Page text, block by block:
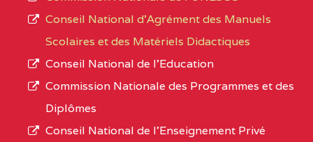
(CEGEP) STE FOI BP
:4740 YAOUNDE
CENTRE
COLLEGE PANAFRICAIN
DE L'EXCELLENCE BP
L’offre
Conseil National d’Agrément des Manuels
Scolaires et des Matériels Didactiques
Conseil National de l’Education
Commission Nationale des Programmes et des
Diplômes
Conseil National de l’Enseignement Privé